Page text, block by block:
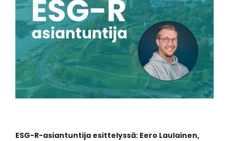
ESG-R-asiantuntija esittelyssä: Eero Laulainen,